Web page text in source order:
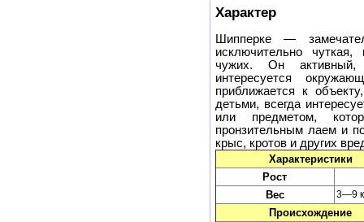
Характер
Шипперке —
исключительно чуткая,
чужих. Он активный,
интересуется
приближается к
детьми, всегда
или предметом,
пронзительным лаем и
крыс, кротов и других
Характеристики
Рост
Вес
3—9
Происхождение